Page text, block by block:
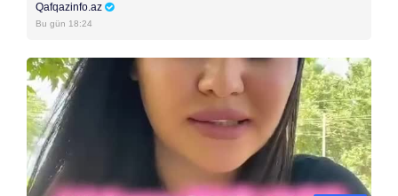
Qafqazinfo.az
Bu gün 18:24